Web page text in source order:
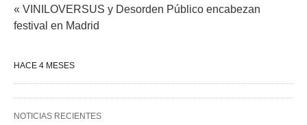
« VINILOVERSUS y Desorden Público encabezan
festival en Madrid
HACE 4 MESES
NOTICIAS RECIENTES